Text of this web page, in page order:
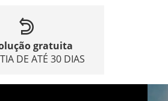
gratuita
DE ATÉ 30 DIAS